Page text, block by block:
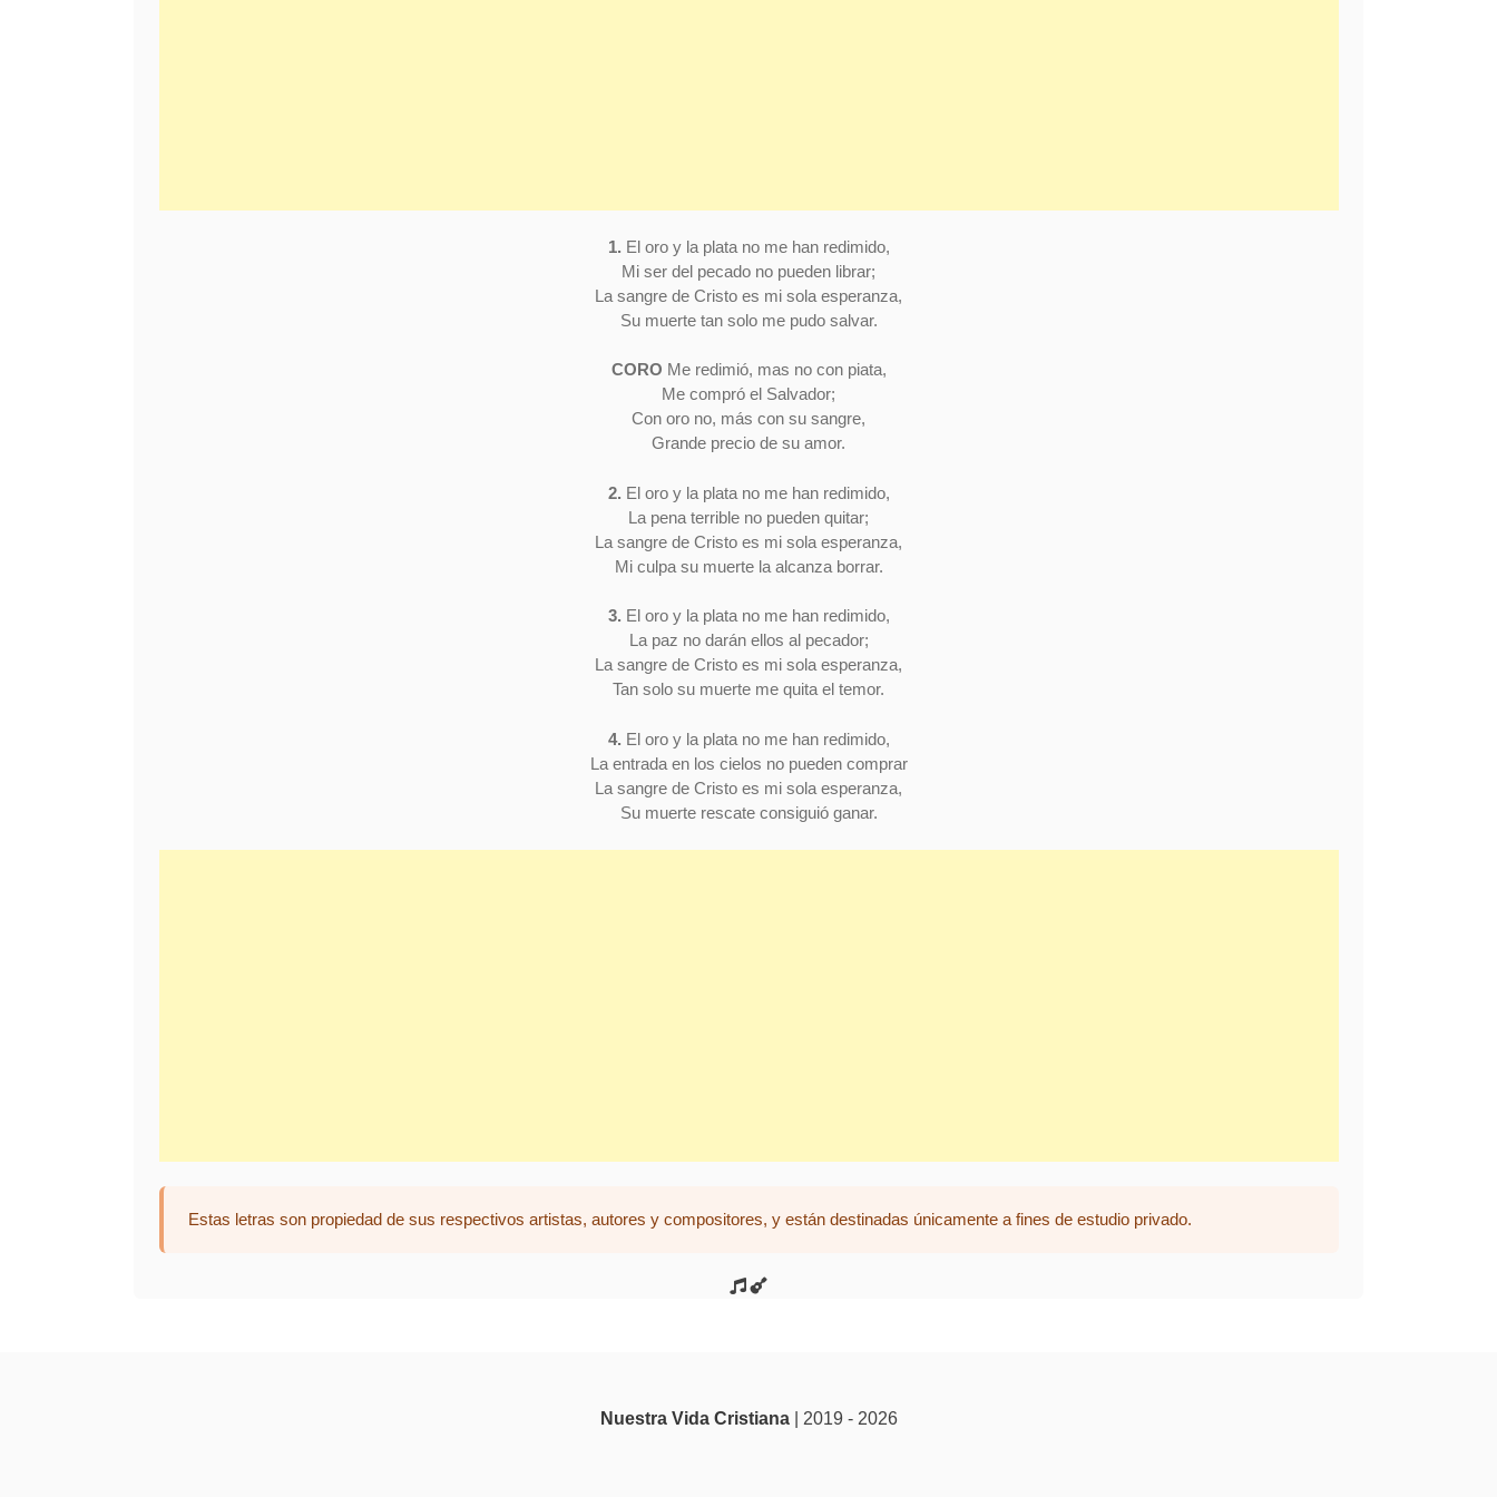
1. El oro y la plata no me han redimido,
Mi ser del pecado no pueden librar;
La sangre de Cristo es mi sola esperanza,
Su muerte tan solo me pudo salvar.
CORO Me redimió, mas no con piata,
Me compró el Salvador;
Con oro no, más con su sangre,
Grande precio de su amor.
2. El oro y la plata no me han redimido,
La pena terrible no pueden quitar;
La sangre de Cristo es mi sola esperanza,
Mi culpa su muerte la alcanza borrar.
3. El oro y la plata no me han redimido,
La paz no darán ellos al pecador;
La sangre de Cristo es mi sola esperanza,
Tan solo su muerte me quita el temor.
4. El oro y la plata no me han redimido,
La entrada en los cielos no pueden comprar
La sangre de Cristo es mi sola esperanza,
Su muerte rescate consiguió ganar.
Estas letras son propiedad de sus respectivos artistas, autores y compositores, y están destinadas únicamente a fines de estudio privado.
Nuestra Vida Cristiana| 2019 - 2026